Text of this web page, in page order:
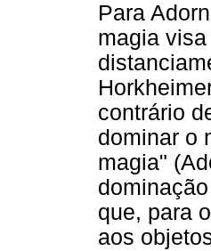
Para
magia
contrário
dominar o
magia"
que, para
aos